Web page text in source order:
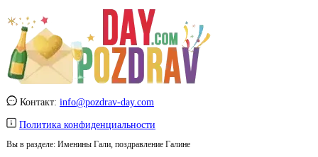
Контакт: info@pozdrav-day.com
Политика конфиденциальности
Вы в разделе: Именины Гали, поздравление Галине